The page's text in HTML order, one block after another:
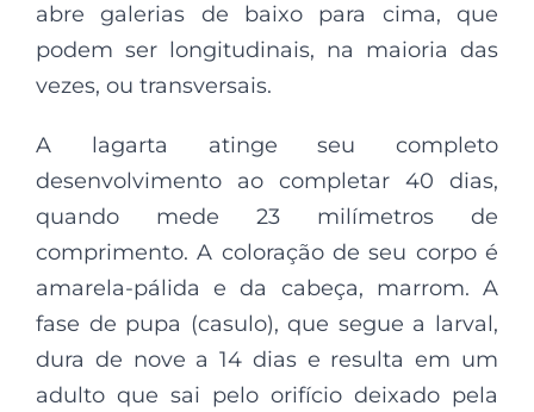
abre galerias de baixo para cima, que
podem ser longitudinais, na maioria das
vezes, ou transversais.
A lagarta atinge seu completo
desenvolvimento ao completar 40 dias,
quando mede 23 milímetros de
comprimento. A coloração de seu corpo é
amarela-pálida e da cabeça, marrom. A
fase de pupa (casulo), que segue a larval,
dura de nove a 14 dias e resulta em um
adulto que sai pelo orifício deixado pela